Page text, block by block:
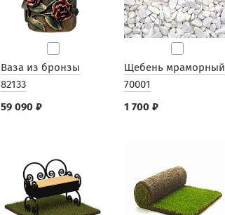
Ваза из бронзы
82133
59 090 ₽
Щебень мраморный
70001
1 700 ₽